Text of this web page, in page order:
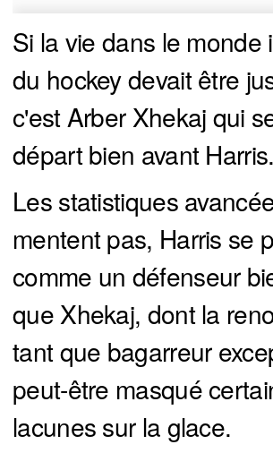
Si la vie dans le monde
du hockey devait être
c'est Arber Xhekaj qui
départ bien avant Harris.
Les statistiques
mentent pas, Harris se
comme un défenseur
que Xhekaj, dont la
tant que bagarreur
peut-être masqué
lacunes sur la glace.